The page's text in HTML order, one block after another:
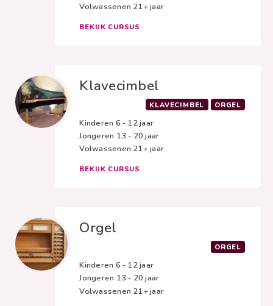
Volwassenen 21+ jaar
BEKIJK CURSUS
Klavecimbel
KLAVECIMBEL ORGEL
Kinderen 6 - 12 jaar
Jongeren 13 - 20 jaar
Volwassenen 21+ jaar
BEKIJK CURSUS
Orgel
ORGEL
Kinderen 6 - 12 jaar
Jongeren 13 - 20 jaar
Volwassenen 21+ jaar